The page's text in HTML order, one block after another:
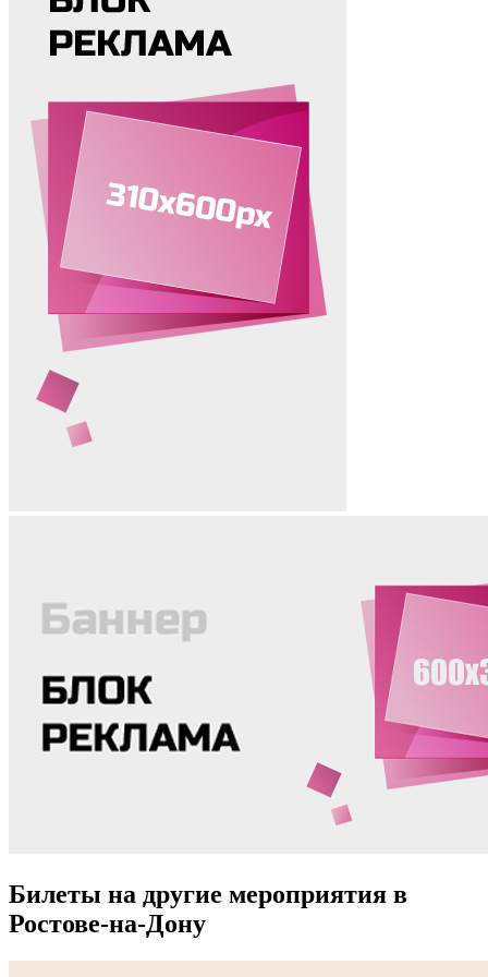
Билеты на другие мероприятия в
Ростове-на-Дону